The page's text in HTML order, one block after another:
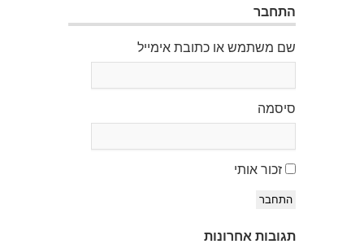
התחבר
שם משתמש או כתובת אימייל
סיסמה
זכור אותי
התחבר
תגובות אחרונות